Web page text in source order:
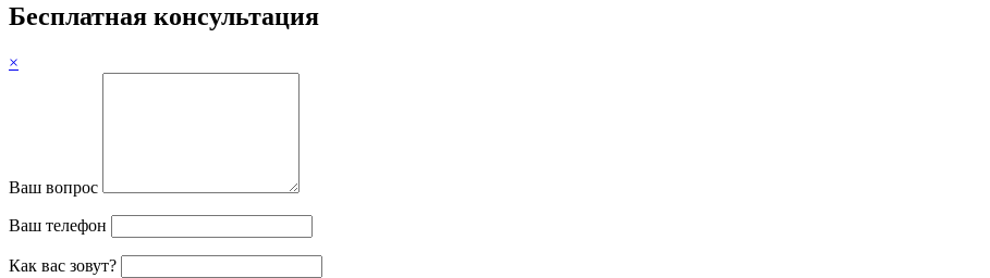
Бесплатная консультация
×
Ваш вопрос
Ваш телефон
Как вас зовут?